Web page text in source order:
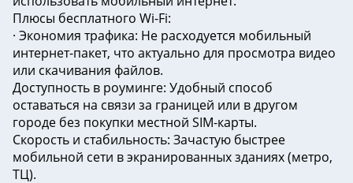
Плюсы бесплатного Wi-Fi:
· Экономия трафика: Не расходуется мобильный
интернет-пакет, что актуально для просмотра видео
или скачивания файлов.
Доступность в роуминге: Удобный способ
оставаться на связи за границей или в другом
городе без покупки местной SIM-карты.
Скорость и стабильность: Зачастую быстрее
мобильной сети в экранированных зданиях (метро,
ТЦ).